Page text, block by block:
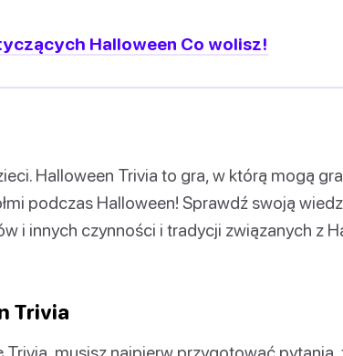
Halloween Co wolisz!
Halloween Trivia to gra, w którą mogą
podczas Halloween! Sprawdź swoją
i innych czynności i tradycji związanych z
Trivia